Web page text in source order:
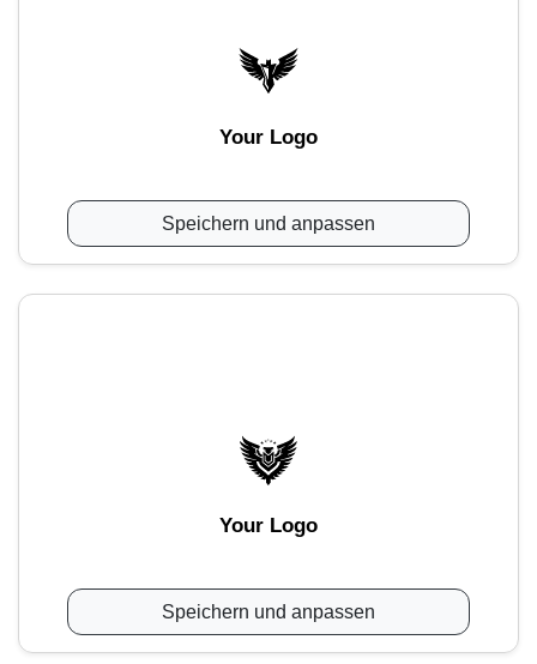
Your Logo
Speichern und anpassen
Your Logo
Speichern und anpassen